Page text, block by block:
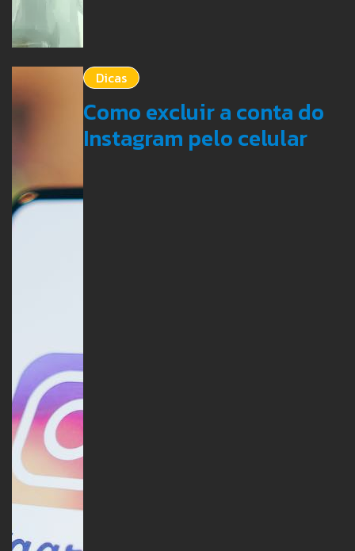
Dicas
Como excluir a conta do
Instagram pelo celular